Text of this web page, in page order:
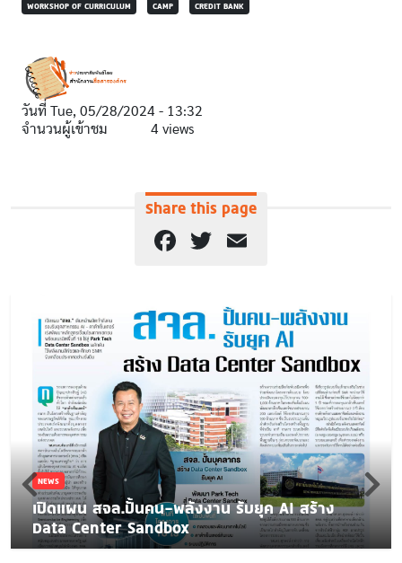
WORKSHOP OF CURRICULUM CAMP CREDIT BANK
วันที่ Tue, 05/28/2024 - 13:32
จำนวนผู้เข้าชม
4 views
Share this page
Facebook
Twitter
NEWS
เปิดแผน สจล.ปั้นคน-พลังงาน รับยุค AI สร้าง
Data Center Sandbox